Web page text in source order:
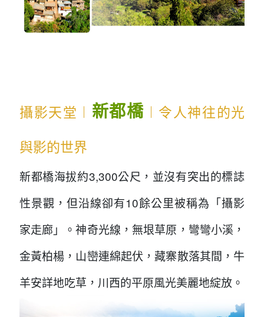
攝影天堂︱ 新都橋 ︱令人神往的光
與影的世界
新都橋海拔約3,300公尺，並沒有突出的標誌
性景觀，但沿線卻有10餘公里被稱為「攝影
家走廊」。神奇光線，無垠草原，彎彎小溪，
金黃柏楊，山巒連綿起伏，藏寨散落其間，牛
羊安詳地吃草，川西的平原風光美麗地綻放。